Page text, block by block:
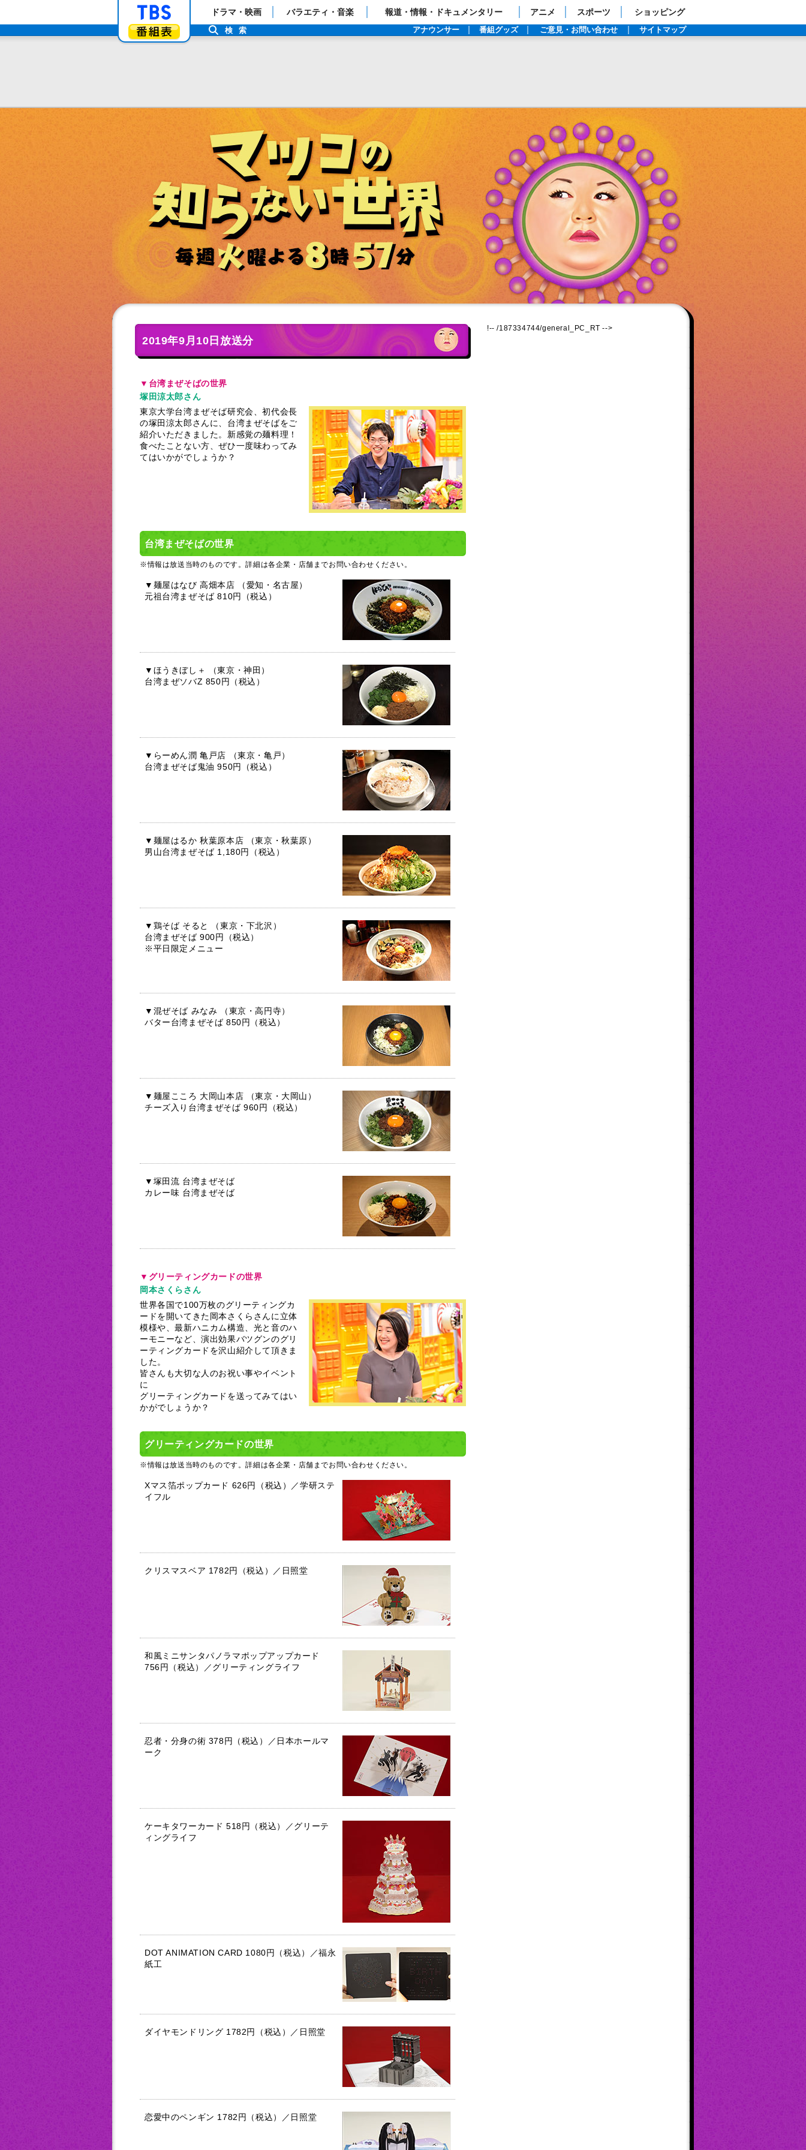
「TBSテレビ」トップページ
番組表
ドラマ・映画 バラエティ・音楽 報道・情報・ドキュメンタリー アニメ スポーツ ショッピング
アナウンサー 番組グッズ ご意見・お問い合わせ サイトマップ
検索
2019年9月10日放送分
▼台湾まぜそばの世界
塚田涼太郎さん
東京大学台湾まぜそば研究会、初代会長
の塚田涼太郎さんに、台湾まぜそばをご
紹介いただきました。新感覚の麺料理！
食べたことない方、ぜひ一度味わってみ
てはいかがでしょうか？
台湾まぜそばの世界
※情報は放送当時のものです。詳細は各企業・店舗までお問い合わせください。
▼麺屋はなび 高畑本店 （愛知・名古屋）
元祖台湾まぜそば 810円（税込）
▼ほうきぼし＋ （東京・神田）
台湾まぜソバZ 850円（税込）
▼らーめん潤 亀戸店 （東京・亀戸）
台湾まぜそば鬼油 950円（税込）
▼麺屋はるか 秋葉原本店 （東京・秋葉原）
男山台湾まぜそば 1,180円（税込）
▼鶏そば そると （東京・下北沢）
台湾まぜそば 900円（税込）
※平日限定メニュー
▼混ぜそば みなみ （東京・高円寺）
バター台湾まぜそば 850円（税込）
▼麺屋こころ 大岡山本店 （東京・大岡山）
チーズ入り台湾まぜそば 960円（税込）
▼塚田流 台湾まぜそば
カレー味 台湾まぜそば
▼グリーティングカードの世界
岡本さくらさん
世界各国で100万枚のグリーティングカ
ードを開いてきた岡本さくらさんに立体
模様や、最新ハニカム構造、光と音のハ
ーモニーなど、演出効果バツグンのグリ
ーティングカードを沢山紹介して頂きま
した。
皆さんも大切な人のお祝い事やイベント
に
グリーティングカードを送ってみてはい
かがでしょうか？
グリーティングカードの世界
※情報は放送当時のものです。詳細は各企業・店舗までお問い合わせください。
Xマス箔ポップカード 626円（税込）／学研ステ
イフル
クリスマスベア 1782円（税込）／日照堂
和風ミニサンタパノラマポップアップカード
756円（税込）／グリーティングライフ
忍者・分身の術 378円（税込）／日本ホールマ
ーク
ケーキタワーカード 518円（税込）／グリーテ
ィングライフ
DOT ANIMATION CARD 1080円（税込）／福永
紙工
ダイヤモンドリング 1782円（税込）／日照堂
恋愛中のペンギン 1782円（税込）／日照堂
!-- /187334744/general_PC_RT -->